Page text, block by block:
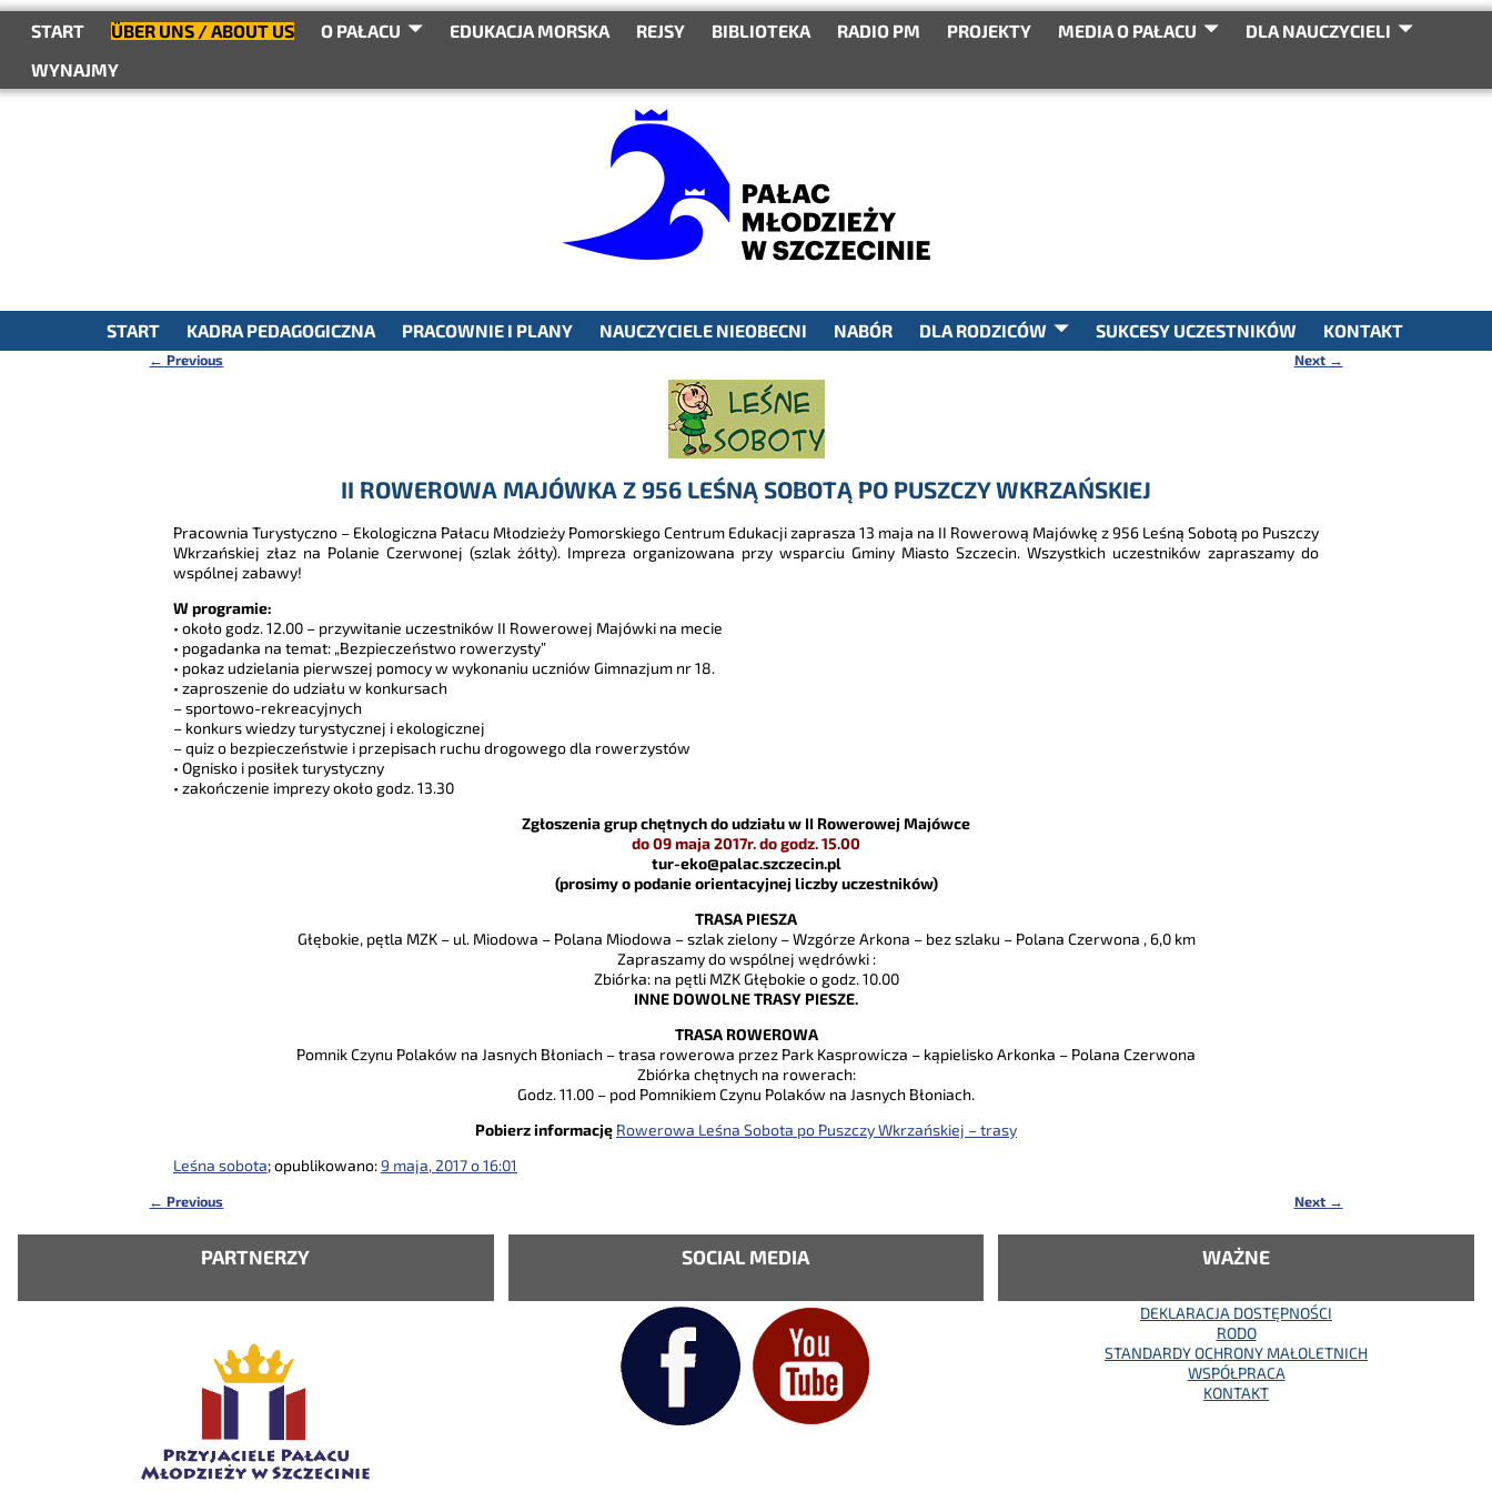
treściSTART ÜBER UNS / ABOUT US O PAŁACU EDUKACJA MORSKA REJSY BIBLIOTEKA RADIO PM PROJEKTY MEDIA O PAŁACU
DLA NAUCZYCIELI
WYNAJMY
SEARCH
START
KADRA PEDAGOGICZNA PRACOWNIE I PLANY NAUCZYCIELE NIEOBECNI NABÓR DLA RODZICÓW SUKCESY UCZESTNIKÓW KONTAKT
← Previous Next →
II ROWEROWA MAJÓWKA Z 956 LEŚNĄ SOBOTĄ PO PUSZCZY WKRZAŃSKIEJ
Pracownia Turystyczno – Ekologiczna Pałacu Młodzieży Pomorskiego Centrum Edukacji zaprasza 13 maja na II Rowerową Majówkę z 956 Leśną Sobotą po Puszczy
Wkrzańskiej złaz na Polanie Czerwonej (szlak żółty). Impreza organizowana przy wsparciu Gminy Miasto Szczecin. Wszystkich uczestników zapraszamy do
wspólnej zabawy!
W programie:
• około godz. 12.00 – przywitanie uczestników II Rowerowej Majówki na mecie
• pogadanka na temat: „Bezpieczeństwo rowerzysty”
• pokaz udzielania pierwszej pomocy w wykonaniu uczniów Gimnazjum nr 18.
• zaproszenie do udziału w konkursach
– sportowo-rekreacyjnych
– konkurs wiedzy turystycznej i ekologicznej
– quiz o bezpieczeństwie i przepisach ruchu drogowego dla rowerzystów
• Ognisko i posiłek turystyczny
• zakończenie imprezy około godz. 13.30
Zgłoszenia grup chętnych do udziału w II Rowerowej Majówce
do 09 maja 2017r. do godz. 15.00
tur-eko@palac.szczecin.pl
(prosimy o podanie orientacyjnej liczby uczestników)
TRASA PIESZA
Głębokie, pętla MZK – ul. Miodowa – Polana Miodowa – szlak zielony – Wzgórze Arkona – bez szlaku – Polana Czerwona , 6,0 km
Zapraszamy do wspólnej wędrówki :
Zbiórka: na pętli MZK Głębokie o godz. 10.00
INNE DOWOLNE TRASY PIESZE.
TRASA ROWEROWA
Pomnik Czynu Polaków na Jasnych Błoniach – trasa rowerowa przez Park Kasprowicza – kąpielisko Arkonka – Polana Czerwona
Zbiórka chętnych na rowerach:
Godz. 11.00 – pod Pomnikiem Czynu Polaków na Jasnych Błoniach.
Pobierz informację Rowerowa Leśna Sobota po Puszczy Wkrzańskiej – trasy
Leśna sobota; opublikowano:9 maja, 2017 o 16:01
← Previous Next →
PARTNERZY SOCIAL MEDIA WAŻNE
DEKLARACJA DOSTĘPNOŚCI
RODO
STANDARDY OCHRONY MAŁOLETNICH
WSPÓŁPRACA
KONTAKT